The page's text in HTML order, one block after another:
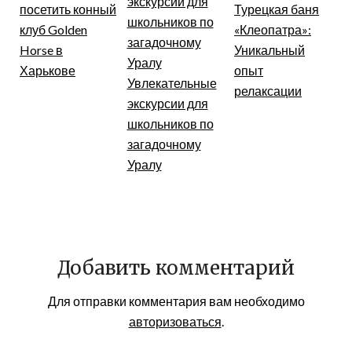
посетить конный
клуб Golden
Horse в
Харькове
Увлекательные
экскурсии для
школьников по
загадочному
Уралу
Турецкая баня
«Клеопатра»:
Уникальный
опыт
релаксации
Добавить комментарий
Для отправки комментария вам необходимо
авторизоваться